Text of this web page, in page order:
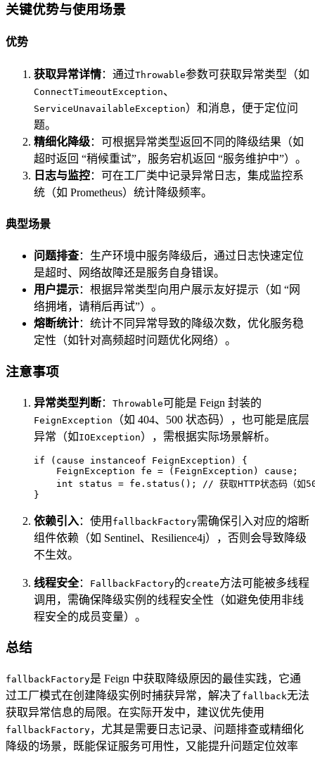
关键优势与使用场景
优势
获取异常详情：通过Throwable参数可获取异常类型（如
ConnectTimeoutException、
ServiceUnavailableException）和消息，便于定位问
题。
精细化降级：可根据异常类型返回不同的降级结果（如
超时返回 “稍候重试”，服务宕机返回 “服务维护中”）。
日志与监控：可在工厂类中记录异常日志，集成监控系
统（如 Prometheus）统计降级频率。
典型场景
问题排查：生产环境中服务降级后，通过日志快速定位
是超时、网络故障还是服务自身错误。
用户提示：根据异常类型向用户展示友好提示（如 “网
络拥堵，请稍后再试”）。
熔断统计：统计不同异常导致的降级次数，优化服务稳
定性（如针对高频超时问题优化网络）。
注意事项
异常类型判断： Throwable可能是 Feign 封装的
FeignException
（如 404、500 状态码），也可能是底层
异常（如 IOException），需根据实际场景解析。
if (cause instanceof FeignException) {
FeignException
fe = (FeignException) cause;
int
status = fe.status();
// 获取HTTP状态码（如
}
依赖引入：使用 fallbackFactory需确保引入对应的熔断
组件依赖（如 Sentinel、Resilience4j），否则会导致降级
不生效。
线程安全： FallbackFactory的create方法可能被多线程
调用，需确保降级实例的线程安全性（如避免使用非线
程安全的成员变量）。
总结
fallbackFactory是 Feign 中获取降级原因的最佳实践，它通
过工厂模式在创建降级实例时捕获异常，解决了 fallback无法
获取异常信息的局限。在实际开发中，建议优先使用
fallbackFactory，尤其是需要日志记录、问题排查或精细化
降级的场景，既能保证服务可用性，又能提升问题定位效率